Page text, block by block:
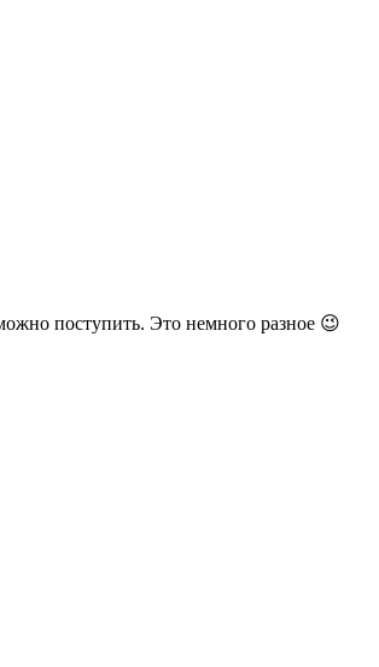
поступить. Это немного разное 😉